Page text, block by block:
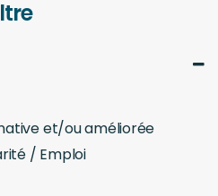
et/ou améliorée
/ Emploi